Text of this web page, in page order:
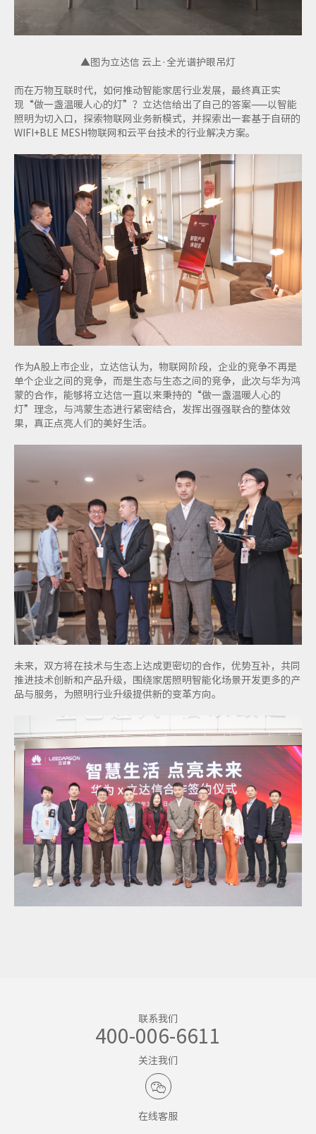
▲图为立达信 云上·全光谱护眼吊灯
而在万物互联时代，如何推动智能家居行业发展，最终真正实
现“做一盏温暖人心的灯”？立达信给出了自己的答案——以智能
照明为切入口，探索物联网业务新模式，并探索出一套基于自研的
WIFI+BLE MESH物联网和云平台技术的行业解决方案。
作为A股上市企业，立达信认为，物联网阶段，企业的竞争不再是
单个企业之间的竞争，而是生态与生态之间的竞争，此次与华为鸿
蒙的合作，能够将立达信一直以来秉持的“做一盏温暖人心的
灯”理念，与鸿蒙生态进行紧密结合，发挥出强强联合的整体效
果，真正点亮人们的美好生活。
未来，双方将在技术与生态上达成更密切的合作，优势互补，共同
推进技术创新和产品升级，围绕家居照明智能化场景开发更多的产
品与服务，为照明行业升级提供新的变革方向。
联系我们
400-006-6611
关注我们

在线客服